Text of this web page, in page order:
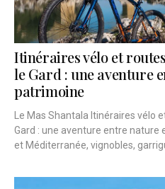
Itinéraires vélo et
le Gard : une aventure
patrimoine
Le Mas Shantala Itinéraires vélo
Gard : une aventure entre nature
et Méditerranée, vignobles,